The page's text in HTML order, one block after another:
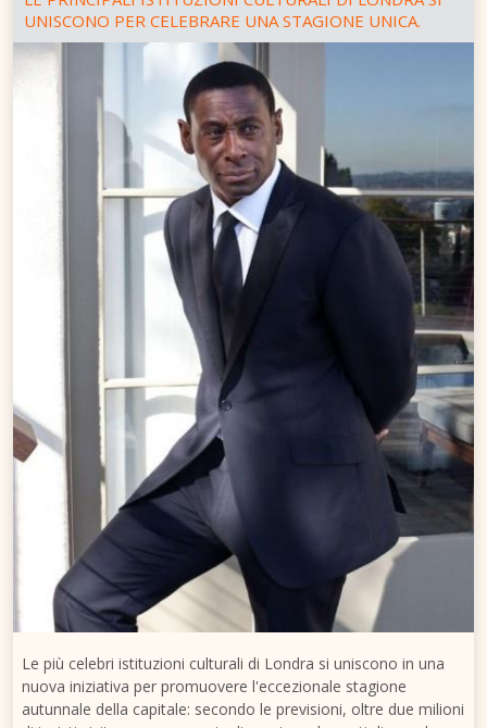
UNISCONO PER CELEBRARE UNA STAGIONE UNICA.
Le più celebri istituzioni culturali di Londra si uniscono in una
nuova iniziativa per promuovere l'eccezionale stagione
autunnale della capitale: secondo le previsioni, oltre due milioni